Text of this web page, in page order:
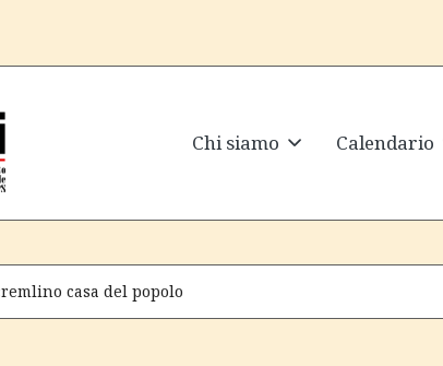
Chi siamo Calendario
casa del popolo